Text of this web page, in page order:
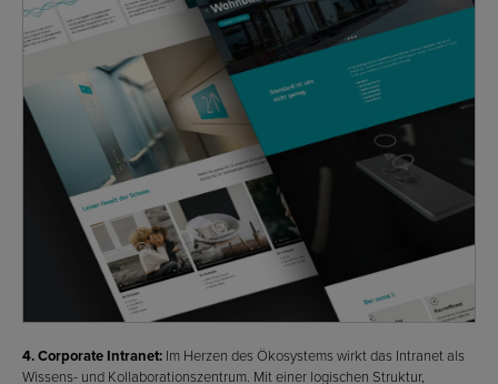
4. Corporate Intranet: Im Herzen des Ökosystems wirkt das Intranet als
Wissens- und Kollaborationszentrum. Mit einer logischen Struktur,